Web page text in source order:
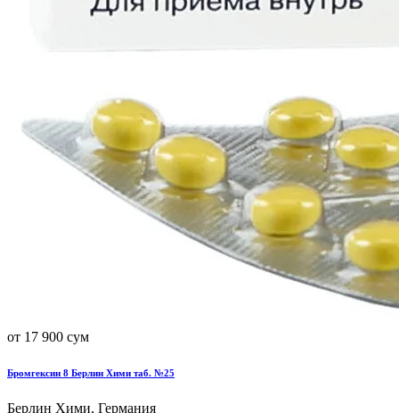
от 17 900 сум
Бромгексин 8 Берлин Хими таб. №25
Берлин Хими, Германия